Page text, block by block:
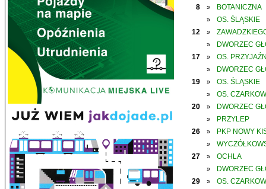
8
» BOTANICZNA
»
OS. ŚLĄSKIE
12
»
»
DWORZEC
17
» OS.
»
DWORZEC
19
» OS. ŚLĄSKIE
»
OS.
20
» DWORZEC
»
PRZYLEP
26
» PKP NOWY
»
27
» OCHLA
»
DWORZEC
29
»
OS.